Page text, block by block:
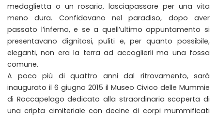
medaglietta o un rosario, lasciapassare per una vita
meno dura. Confidavano nel paradiso, dopo aver
passato l’inferno, e se a quell’ultimo appuntamento si
presentavano dignitosi, puliti e, per quanto possibile,
eleganti, non era la terra ad accoglierli ma una fossa
comune.
A poco più di quattro anni dal ritrovamento, sarà
inaugurato il 6 giugno 2015 il Museo Civico delle Mummie
di Roccapelago dedicato alla straordinaria scoperta di
una cripta cimiteriale con decine di corpi mummificati